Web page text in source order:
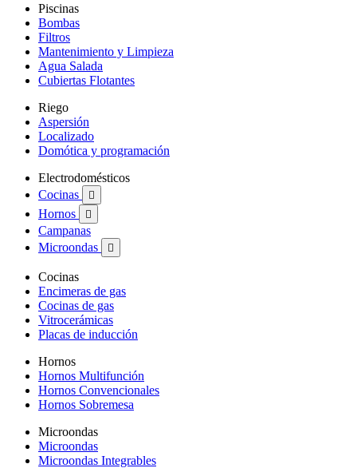
Piscinas
Bombas
Filtros
Mantenimiento y Limpieza
Agua Salada
Cubiertas Flotantes
Riego
Aspersión
Localizado
Domótica y programación
Electrodomésticos
Cocinas

Hornos 
Campanas
Microondas

Cocinas
Encimeras de gas
Cocinas de gas
Vitrocerámicas
Placas de inducción
Hornos
Hornos Multifunción
Hornos Convencionales
Hornos Sobremesa
Microondas
Microondas
Microondas Integrables